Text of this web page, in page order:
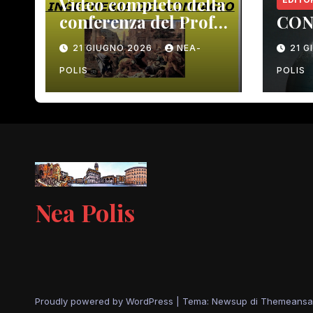
conferenza del Prof.
Macrì del 12 giugno
scorso
21 GIUGNO 2026 NEA-
POLIS
21
POLIS
Nea Polis
Proudly powered by WordPress Tema: Newsup di